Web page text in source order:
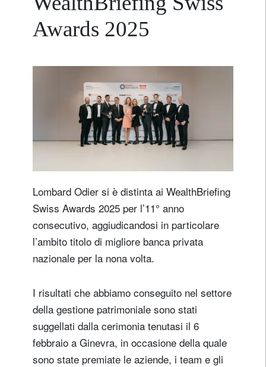
Awards 2025
Lombard Odier si è distinta ai WealthBriefing
Swiss Awards 2025 per l’11° anno
consecutivo, aggiudicandosi in particolare
l’ambito titolo di migliore banca privata
nazionale per la nona volta.
I risultati che abbiamo conseguito nel settore
della gestione patrimoniale sono stati
suggellati dalla cerimonia tenutasi il 6
febbraio a Ginevra, in occasione della quale
sono state premiate le aziende, i team e gli